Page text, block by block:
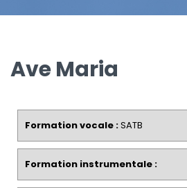
Ave Maria
Formation vocale :SATB
Formation instrumentale :